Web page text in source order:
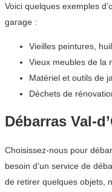
Voici quelques exemples
garage :
Vieilles peintures,
Vieux meubles de la
Matériel et outils de
Déchets de
Débarras Val-
Choisissez-nous pour
besoin d’un service de
de retirer quelques objets,